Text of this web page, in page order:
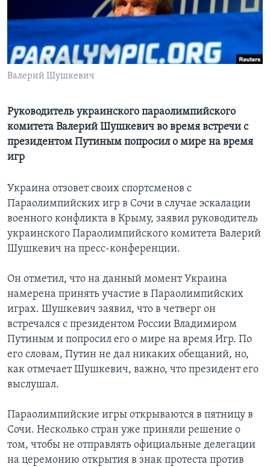
Learning English
СОЦИАЛЬНЫЕ СЕТИ
Языки
Валерий Шушкевич
Руководитель украинского параолимпийского
комитета Валерий Шушкевич во время встречи с
президентом Путиным попросил о мире на время
игр
Украина отзовет своих спортсменов с
Параолимпийских игр в Сочи в случае эскалации
военного конфликта в Крыму, заявил руководитель
украинского Параолимпийского комитета Валерий
Шушкевич на пресс-конференции.
Он отметил, что на данный момент Украина
намерена принять участие в Параолимпийских
играх. Шушкевич заявил, что в четверг он
встречался с президентом России Владимиром
Путиным и попросил его о мире на время Игр. По
его словам, Путин не дал никаких обещаний, но,
как отмечает Шушкевич, важно, что президент его
выслушал.
Параолимпийские игры открываются в пятницу в
Сочи. Несколько стран уже приняли решение о
том, чтобы не отправлять официальные делегации
на церемонию открытия в знак протеста против